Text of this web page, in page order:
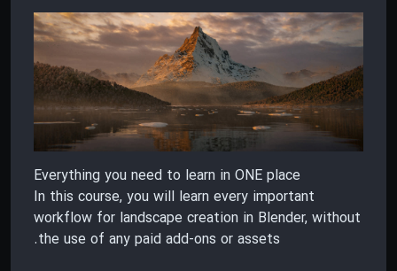
Everything you need to learn in ONE place
In this course, you will learn every important
workflow for landscape creation in Blender, without
the use of any paid add-ons or assets.